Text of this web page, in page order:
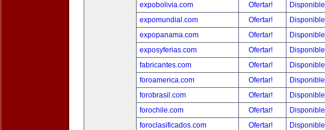
expobolivia.com
Ofertar!
Disponible
expomundial.com
Ofertar!
Disponible
expopanama.com
Ofertar!
Disponible
exposyferias.com
Ofertar!
Disponible
fabricantes.com
Ofertar!
Disponible
foroamerica.com
Ofertar!
Disponible
forobrasil.com
Ofertar!
Disponible
forochile.com
Ofertar!
Disponible
foroclasificados.com
Ofertar!
Disponible